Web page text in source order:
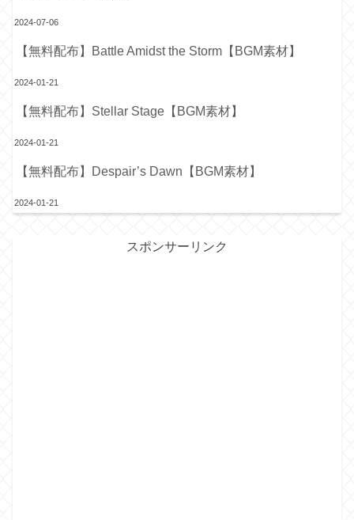
2024-07-06
【無料配布】Battle Amidst the Storm【BGM素材】
2024-01-21
【無料配布】Stellar Stage【BGM素材】
2024-01-21
【無料配布】Despair’s Dawn【BGM素材】
2024-01-21
スポンサーリンク